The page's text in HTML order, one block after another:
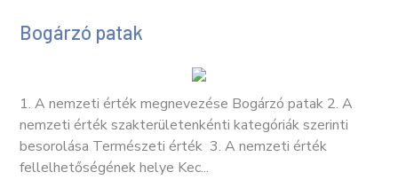
Bogárzó patak
1. A nemzeti érték megnevezése Bogárzó patak 2. A
nemzeti érték szakterületenkénti kategóriák szerinti
besorolása Természeti érték 3. A nemzeti érték
fellelhetőségének helye Kec...